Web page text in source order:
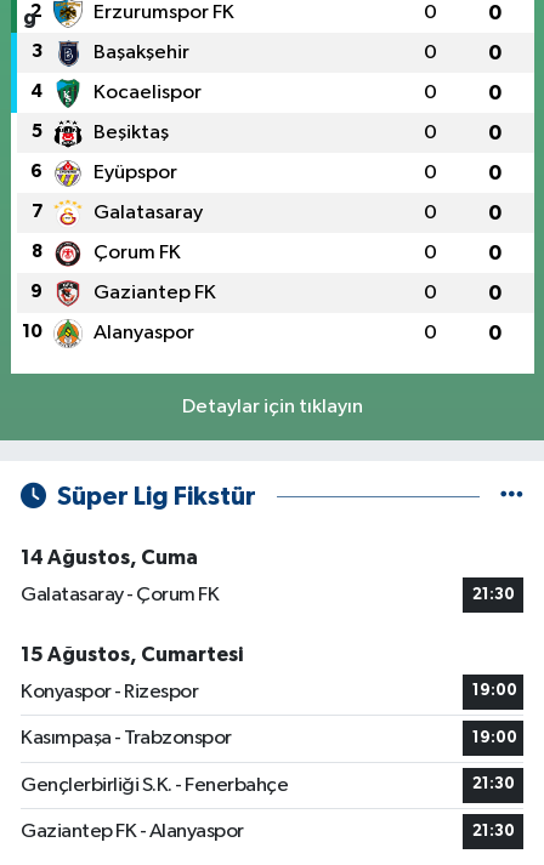
2 Erzurumspor FK 0 0
3 Başakşehir 0 0
4 Kocaelispor 0 0
5 Beşiktaş 0 0
6 Eyüpspor 0 0
7 Galatasaray 0 0
8 Çorum FK 0 0
9 Gaziantep FK 0 0
10 Alanyaspor 0 0
Detaylar için tıklayın
Süper Lig Fikstür
14 Ağustos, Cuma
Galatasaray - Çorum FK
21:30
15 Ağustos, Cumartesi
Konyaspor - Rizespor
19:00
Kasımpaşa - Trabzonspor 19:00
Gençlerbirliği S.K. - Fenerbahçe 21:30
Gaziantep FK - Alanyaspor 21:30